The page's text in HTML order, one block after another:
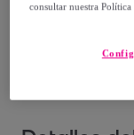
consultar nuestra Política